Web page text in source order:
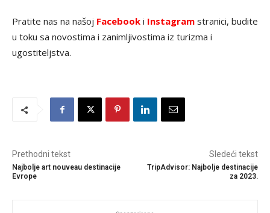
Pratite nas na našoj Facebook i Instagram stranici, budite
u toku sa novostima i zanimljivostima iz turizma i
ugostiteljstva.
Prethodni tekst
Najbolje art nouveau destinacije
Evrope
Sledeći tekst
TripAdvisor: Najbolje destinacije
za 2023.